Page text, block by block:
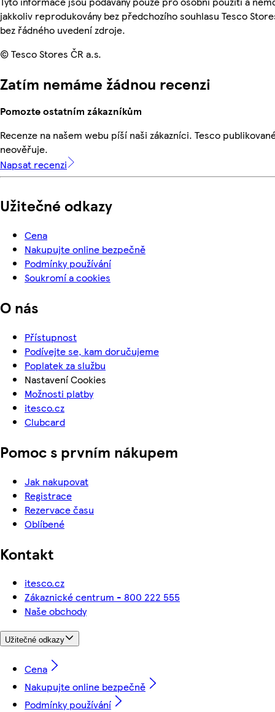
jakkoliv reprodukovány bez předchozího souhlasu Tesco
bez řádného uvedení zdroje.
© Tesco Stores ČR a.s.
Zatím nemáme žádnou recenzi
Pomozte ostatním zákazníkům
Recenze na našem webu píší naši zákazníci. Tesco
neověřuje.
Napsat recenzi
Užitečné odkazy
Cena
Nakupujte online bezpečně
Podmínky používání
Soukromí a cookies
O nás
Přístupnost
Podívejte se, kam doručujeme
Poplatek za službu
Nastavení Cookies
Možnosti platby
itesco.cz
Clubcard
Pomoc s prvním nákupem
Jak nakupovat
Registrace
Rezervace času
Oblíbené
Kontakt
itesco.cz
Zákaznické centrum - 800 222 555
Naše obchody
Užitečné odkazy
Cena
Nakupujte online bezpečně
Podmínky používání